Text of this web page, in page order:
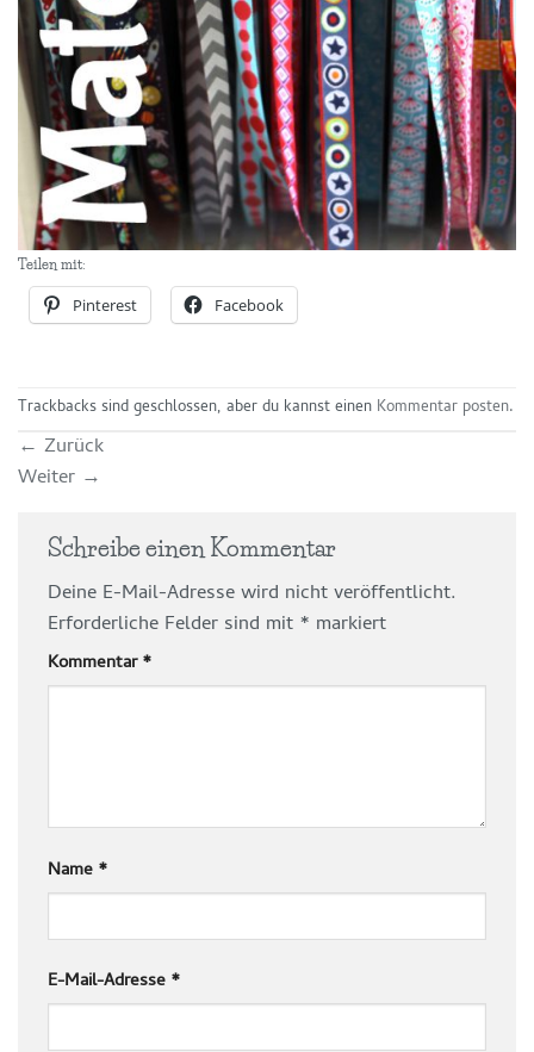
Teilen mit:
Pinterest Facebook
Trackbacks sind geschlossen, aber du kannst einen Kommentar posten.
← Zurück
Weiter →
Schreibe einen Kommentar
Deine E-Mail-Adresse wird nicht veröffentlicht.
Erforderliche Felder sind mit * markiert
Kommentar*
Name *
E-Mail-Adresse *